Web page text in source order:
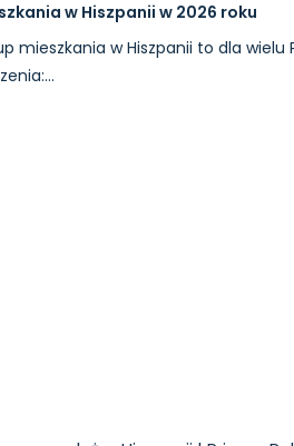
w Hiszpanii w 2026 roku
mieszkania w Hiszpanii to dla wielu